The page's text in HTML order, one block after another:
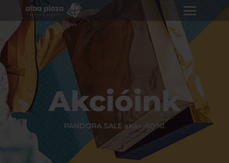
Akcióink
PANDORA SALE akár -50 %!